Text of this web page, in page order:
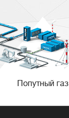
Попутный газ